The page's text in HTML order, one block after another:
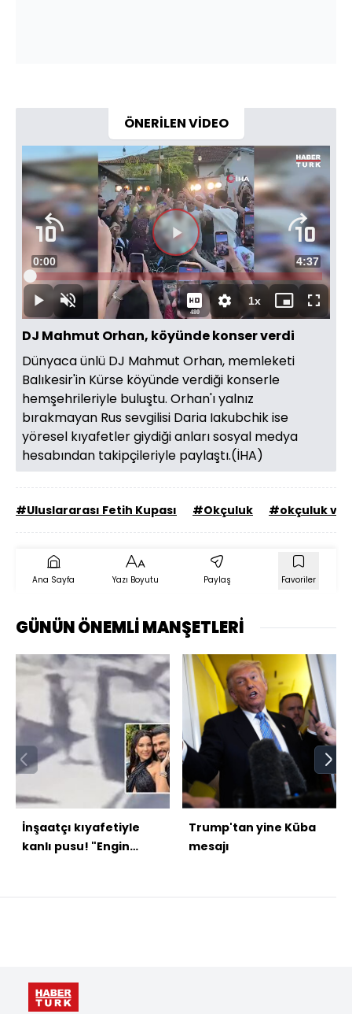
ÖNERİLEN VİDEO
Videoyu
Oynat
OynatSesi
Aç
Süre
0:00 Toplam
Süre
4:37
480
Yüklendi:
7.78%
1xOynatma
Hızı
Mini
oynatıcı
Tam
Ekran
DJ Mahmut Orhan, köyünde konser verdi
Dünyaca ünlü DJ Mahmut Orhan, memleketi
Balıkesir'in Kürse köyünde verdiği konserle
hemşehrileriyle buluştu. Orhan'ı yalnız
bırakmayan Rus sevgilisi Daria Iakubchik ise
yöresel kıyafetler giydiği anları sosyal medya
hesabından takipçileriyle paylaştı.(İHA)
#Uluslararası Fetih Kupası #Okçuluk #okçuluk
Ana Sayfa Yazı Boyutu Paylaş Favoriler
GÜNÜN ÖNEMLİ MANŞETLERİ
İnşaatçı kıyafetiyle
kanlı pusu! "Engin
Trump'tan yine Küba
mesajı